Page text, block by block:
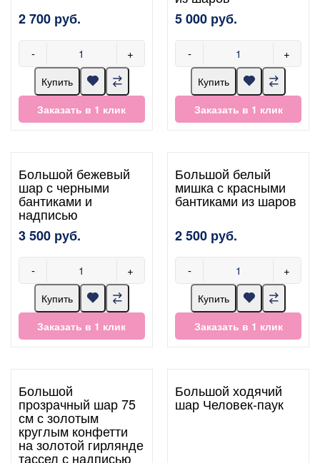
2 700 руб.
- +
Купить
Заказать в 1 клик
5 000 руб.
- +
Купить
Заказать в 1 клик
Большой бежевый
шар с черными
бантиками и
надписью
3 500 руб.
- +
Купить
Заказать в 1 клик
Большой белый
мишка с красными
бантиками из шаров
2 500 руб.
- +
Купить
Заказать в 1 клик
Большой
прозрачный шар 75
см с золотым
круглым конфетти
на золотой гирлянде
тассел с надписью
Большой ходячий
шар Человек-паук